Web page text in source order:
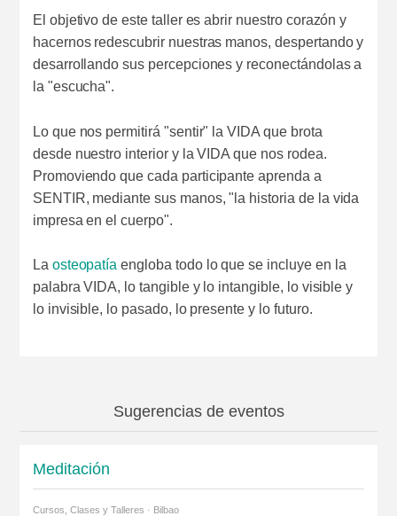
El objetivo de este taller es abrir nuestro corazón y
hacernos redescubrir nuestras manos, despertando y
desarrollando sus percepciones y reconectándolas a
la "escucha".
Lo que nos permitirá "sentir" la VIDA que brota
desde nuestro interior y la VIDA que nos rodea.
Promoviendo que cada participante aprenda a
SENTIR, mediante sus manos, "la historia de la vida
impresa en el cuerpo".
La osteopatía engloba todo lo que se incluye en la
palabra VIDA, lo tangible y lo intangible, lo visible y
lo invisible, lo pasado, lo presente y lo futuro.
Sugerencias de eventos
Meditación
Cursos, Clases y Talleres · Bilbao